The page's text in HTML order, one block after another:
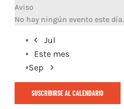
Aviso
No hay ningún evento este día.
Jul
Este mes
Sep
SUSCRIBIRSE AL CALENDARIO